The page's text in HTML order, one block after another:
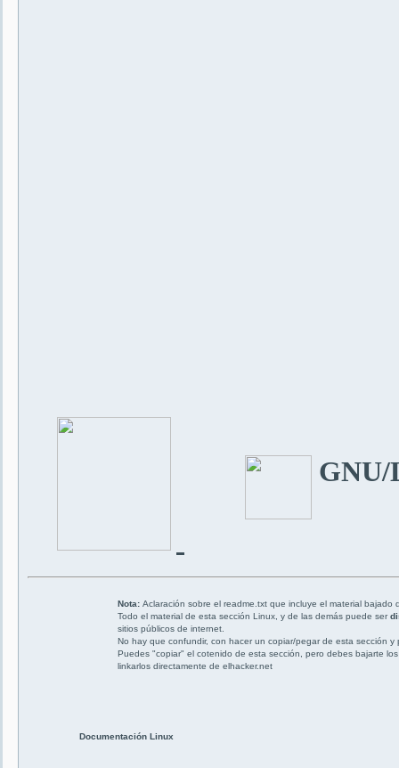
Nota: Aclaración sobre el readme.txt que incluye el material bajado
Todo el material de esta sección Linux, y de las demás puede ser
sitios públicos de internet.
No hay que confundir, con hacer un copiar/pegar de esta sección y
Puedes "copiar" el cotenido de esta sección, pero debes bajarte
linkarlos directamente de elhacker.net
Documentación Linux